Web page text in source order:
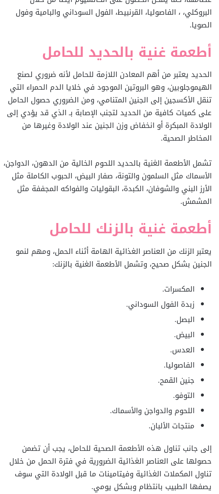
البروكلي، ، الفاصوليا، القرنبيط، الفول السوداني والبامية وفول
الصويا.
أطعمة غنية بالحديد للحامل
الحديد يعتبر من أهم المعادن اللازمة للحامل لأنه ضروري لصنع
الهيموجلوبين، وهو البروتين الموجود في خلايا الدم الحمراء التي
تنقل الأكسجين إلى الجنين المتنامي، ومن الضروري حصول الحامل
على كميات كافية من الحديد لتجنب الإصابة بـ الذي قد يؤدي إلى
الولادة المبكرة أو انخفاض وزن الجنين عند الولادة وغيرها من
المخاطر الصحية.
تشمل الأطعمة الغنية بالحديد اللحوم الخالية من الدهون، الدواجن،
الأسماك مثل السلمون والتونة، صفار البيض، الحبوب الكاملة مثل
الأرز البني والشوفان، الكبدة، البقوليات والفواكه المجففة مثل
المشمش.
أطعمة غنية بالزنك للحامل
يعتبر الزنك من العناصر الغذائية الهامة أثناء الحمل، ومهم لنمو
الجنين بشكل صحيح، وتشمل الأطعمة الغنية بالزنك:
المكسرات.
زبدة الفول السوداني.
البصل.
البيض.
العدس.
الفاصوليا.
جنين القمح.
التوفو.
اللحوم والدواجن والأسماك.
منتجات الألبان.
إلى جانب تناول هذه الأطعمة الصحية للحامل، يجب أن تضمن
حصولها على العناصر الغذائية الضرورية في فترة الحمل من خلال
تناول المكملات الغذائية وفيتامينات ما قبل الولادة التي سوف
يصفها الطبيب بانتظام وبشكل يومي.